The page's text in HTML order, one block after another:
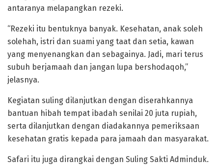
antaranya melapangkan rezeki.
‎“Rezeki itu bentuknya banyak. Kesehatan, anak soleh
solehah, istri dan suami yang taat dan setia, kawan
yang menyenangkan dan sebagainya. Jadi, mari terus
subuh berjamaah dan jangan lupa bershodaqoh,”
jelasnya.
‎Kegiatan suling dilanjutkan dengan diserahkannya
bantuan hibah tempat ibadah senilai 20 juta rupiah,
serta dilanjutkan dengan diadakannya pemeriksaan
kesehatan gratis kepada para jamaah dan masyarakat.‎
‎Safari itu juga dirangkai dengan Suling Sakti Adminduk.